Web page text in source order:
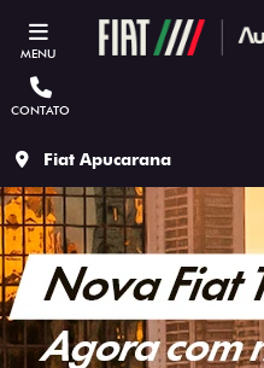
MENU
CONTATO
Fiat Apucarana